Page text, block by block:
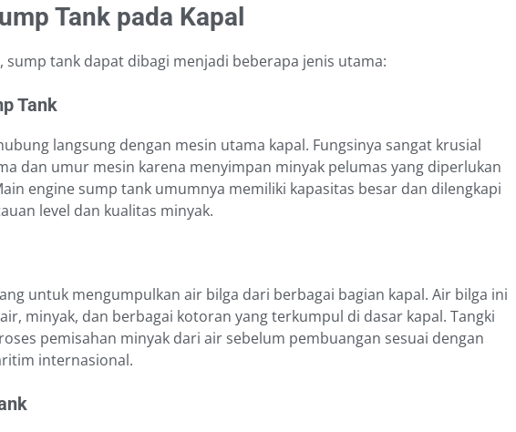
Tank pada Kapal
sump tank dapat dibagi menjadi beberapa jenis utama:
Tank
langsung dengan mesin utama kapal. Fungsinya sangat krusial
dan umur mesin karena menyimpan minyak pelumas yang diperlukan
engine sump tank umumnya memiliki kapasitas besar dan dilengkapi
level dan kualitas minyak.
untuk mengumpulkan air bilga dari berbagai bagian kapal. Air bilga ini
minyak, dan berbagai kotoran yang terkumpul di dasar kapal. Tangki
pemisahan minyak dari air sebelum pembuangan sesuai dengan
internasional.